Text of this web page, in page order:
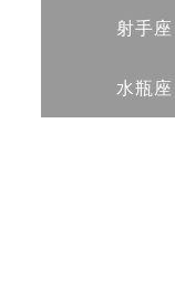
射手座
水瓶座